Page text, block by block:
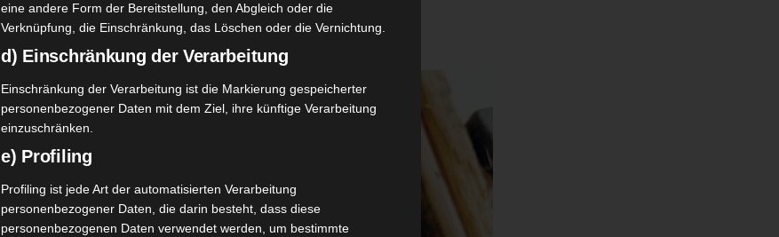
eine andere Form der Bereitstellung, den Abgleich oder die
Verknüpfung, die Einschränkung, das Löschen oder die Vernichtung.
d) Einschränkung der Verarbeitung
Einschränkung der Verarbeitung ist die Markierung gespeicherter
personenbezogener Daten mit dem Ziel, ihre künftige Verarbeitung
einzuschränken.
e) Profiling
Profiling ist jede Art der automatisierten Verarbeitung
personenbezogener Daten, die darin besteht, dass diese
personenbezogenen Daten verwendet werden, um bestimmte